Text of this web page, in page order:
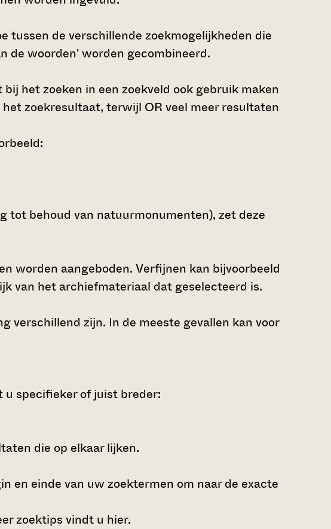
tussen de verschillende zoekmogelijkheden die
de woorden' worden gecombineerd.
het zoeken in een zoekveld ook gebruik maken
zoekresultaat, terwijl OR veel meer resultaten
tot behoud van natuurmonumenten), zet deze
worden aangeboden. Verfijnen kan bijvoorbeeld
van het archiefmateriaal dat geselecteerd is.
verschillend zijn. In de meeste gevallen kan voor
u specifieker of juist breder:
die op elkaar lijken.
en einde van uw zoektermen om naar de exacte
zoektips vindt u hier.